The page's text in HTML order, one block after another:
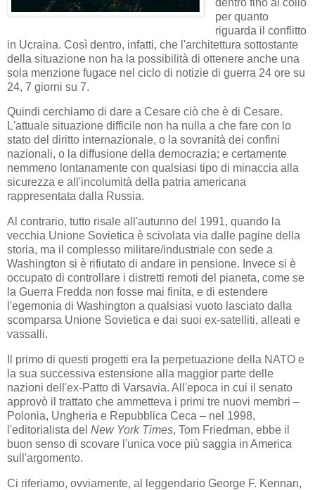
per quanto
riguarda il conflitto
in Ucraina. Così dentro, infatti, che l'architettura sottostante
della situazione non ha la possibilità di ottenere anche una
sola menzione fugace nel ciclo di notizie di guerra 24 ore su
24, 7 giorni su 7.
Quindi cerchiamo di dare a Cesare ciò che è di Cesare.
L'attuale situazione difficile non ha nulla a che fare con lo
stato del diritto internazionale, o la sovranità dei confini
nazionali, o la diffusione della democrazia; e certamente
nemmeno lontanamente con qualsiasi tipo di minaccia alla
sicurezza e all'incolumità della patria americana
rappresentata dalla Russia.
Al contrario, tutto risale all'autunno del 1991, quando la
vecchia Unione Sovietica è scivolata via dalle pagine della
storia, ma il complesso militare/industriale con sede a
Washington si è rifiutato di andare in pensione. Invece si è
occupato di controllare i distretti remoti del pianeta, come se
la Guerra Fredda non fosse mai finita, e di estendere
l'egemonia di Washington a qualsiasi vuoto lasciato dalla
scomparsa Unione Sovietica e dai suoi ex-satelliti, alleati e
vassalli.
Il primo di questi progetti era la perpetuazione della NATO e
la sua successiva estensione alla maggior parte delle
nazioni dell'ex-Patto di Varsavia. All'epoca in cui il senato
approvò il trattato che ammetteva i primi tre nuovi membri –
Polonia, Ungheria e Repubblica Ceca – nel 1998,
l'editorialista del New York Times, Tom Friedman, ebbe il
buon senso di scovare l'unica voce più saggia in America
sull'argomento.
Ci riferiamo, ovviamente, al leggendario George F. Kennan,